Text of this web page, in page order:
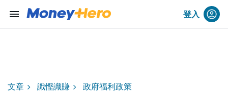
menu 登入
文章 識慳識賺 政府福利政策